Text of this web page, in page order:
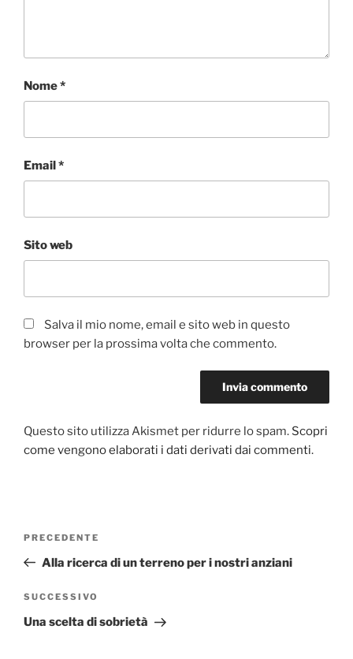
Nome*
Email*
Sito web
Salva il mio nome, email e sito web in questo
browser per la prossima volta che commento.
Questo sito utilizza Akismet per ridurre lo spam. Scopri
come vengono elaborati i dati derivati dai commenti.
Navigazione
Articolo
precedente:
PRECEDENTE
Alla ricerca di un terreno per i nostri anziani
Articolo
successivo
SUCCESSIVO
Una scelta di sobrietà